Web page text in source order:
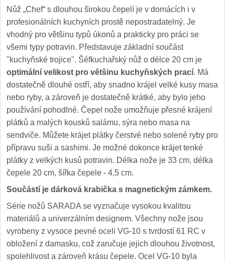
Nůž „Chef“ s dlouhou širokou čepelí je v domácích i v
profesionálních kuchyních prostě nepostradatelný. Je
vhodný pro většinu typů úkonů a prakticky pro práci se
všemi typy potravin. Představuje základní součást
"kuchyňské trojice". Šéfkuchařský nůž o délce 20 cm je
optimální velikost pro většinu kuchyňských prací. Má
dostatečně dlouhé ostří, aby snadno krájel velké kusy masa
nebo ryby, a zároveň je dostatečně krátké, aby bylo jeho
používání pohodlné. Čepel nože umožňuje přesné krájení
plátků a malých kousků salámu, sýra nebo masa na
sendviče. Můžete krájet plátky čerstvé nebo solené ryby pro
přípravu suši a sashimi. Je možné dokonce krájet tenké
plátky z velkých kusů potravin. Délka nože je 33 cm, délka
čepele 20 cm, šířka čepele - 4,5 cm.
Součástí je dárková krabička s magnetickým zámkem.
Série nožů SARADA se vyznačuje vysokou kvalitou
materiálů a univerzálním designem. Všechny nože jsou
vyrobeny z vysoce pevné oceli VG-10 s tvrdostí 61 RC v
obložení z damasku, což zaručuje jejich dlouhou životnost,
spolehlivost a zároveň krásu čepele. Ocel VG-10 byla